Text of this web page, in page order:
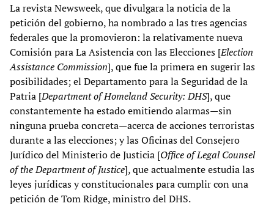
La revista Newsweek, que divulgara la noticia de la
petición del gobierno, ha nombrado a las tres agencias
federales que la promovieron: la relativamente nueva
Comisión para La Asistencia con las Elecciones [Election
Assistance Commission], que fue la primera en sugerir las
posibilidades; el Departamento para la Seguridad de la
Patria [Department of Homeland Security: DHS], que
constantemente ha estado emitiendo alarmas—sin
ninguna prueba concreta—acerca de acciones terroristas
durante a las elecciones; y las Oficinas del Consejero
Jurídico del Ministerio de Justicia [Office of Legal Counsel
of the Department of Justice], que actualmente estudia las
leyes jurídicas y constitucionales para cumplir con una
petición de Tom Ridge, ministro del DHS.